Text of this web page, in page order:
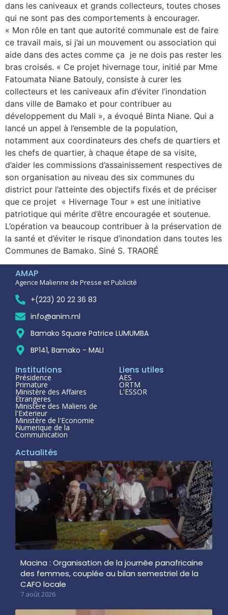
dans les caniveaux et grands collecteurs, toutes choses
qui ne sont pas des comportements à encourager.
« Mon rôle en tant que autorité communale est de faire
ce travail mais, si j’ai un mouvement ou association qui
aide dans des actes comme ça je ne dois pas rester les
bras croisés. « Ce projet hivernage tour, initié par Mme
Fatoumata Niane Batouly, consiste à curer les
collecteurs et les caniveaux afin d’éviter l’inondation
dans ville de Bamako et pour contribuer au
développement du Mali », a évoqué Binta Niane. Qui a
lancé un appel à l’ensemble de la population,
notamment aux coordinateurs des chefs de quartiers et
les chefs de quartier, à chaque étape de sa visite,
d’aider les commissions d’assainissement respectives de
son organisation au niveau des six communes du
district pour l’atteinte des objectifs fixés et de préciser
que ce projet « Hivernage Tour » est une initiative
patriotique qui mérite d’être encouragée et soutenue.
L’opération va beaucoup contribuer à la préservation de
la santé et d’éviter le risque d’inondation dans toutes les
Communes de Bamako. Siné S. TRAORÉ
AMAP
Agence Malienne de Presse et Publicité
+(223) 20 22 36 83
info@anim.ml
Bamako Square Patrice LUMUMBA
BP141, Bamako - MALI
Institutions
Présidence
Primature
Ministère des Affaires
Étrangeres
Ministère des Maliens de
l'Exterieur
Ministère de l'Economie
Numerique de la
Communication
Liens utiles
AES
ORTM
L'ESSOR
Actualités
Macina : Organisation de la journée panafricaine
des femmes, couplée au bilan semestriel de la
CAFO locale
7 août 2026